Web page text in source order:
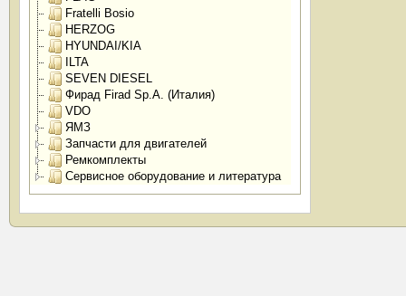
Fratelli Bosio
HERZOG
HYUNDAI/KIA
ILTA
SEVEN DIESEL
Фирад Firad Sp.A. (Италия)
VDO
ЯМЗ
Запчасти для двигателей
Ремкомплекты
Сервисное оборудование и литература